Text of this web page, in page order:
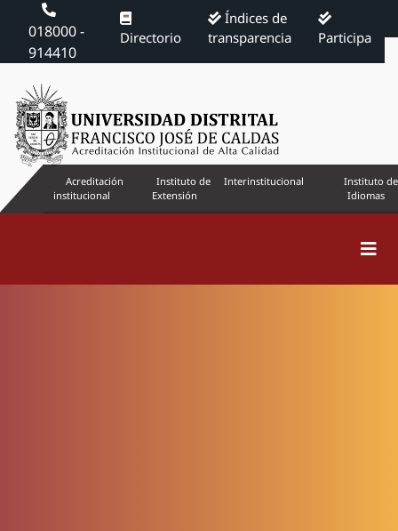
018000 -
914410
Directorio
Índices de
transparencia
Participa
Acreditación
institucional
Instituto de
Extensión
Interinstitucional
Instituto de
Idiomas